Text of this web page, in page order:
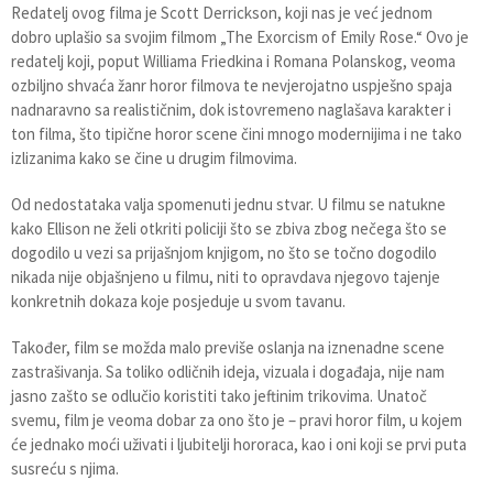
Redatelj ovog filma je Scott Derrickson, koji nas je već jednom
dobro uplašio sa svojim filmom „The Exorcism of Emily Rose.“ Ovo je
redatelj koji, poput Williama Friedkina i Romana Polanskog, veoma
ozbiljno shvaća žanr horor filmova te nevjerojatno uspješno spaja
nadnaravno sa realističnim, dok istovremeno naglašava karakter i
ton filma, što tipične horor scene čini mnogo modernijima i ne tako
izlizanima kako se čine u drugim filmovima.
Od nedostataka valja spomenuti jednu stvar. U filmu se natukne
kako Ellison ne želi otkriti policiji što se zbiva zbog nečega što se
dogodilo u vezi sa prijašnjom knjigom, no što se točno dogodilo
nikada nije objašnjeno u filmu, niti to opravdava njegovo tajenje
konkretnih dokaza koje posjeduje u svom tavanu.
Također, film se možda malo previše oslanja na iznenadne scene
zastrašivanja. Sa toliko odličnih ideja, vizuala i događaja, nije nam
jasno zašto se odlučio koristiti tako jeftinim trikovima. Unatoč
svemu, film je veoma dobar za ono što je – pravi horor film, u kojem
će jednako moći uživati i ljubitelji hororaca, kao i oni koji se prvi puta
susreću s njima.